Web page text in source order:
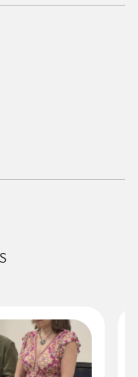
en twitteren facebook
compartir en